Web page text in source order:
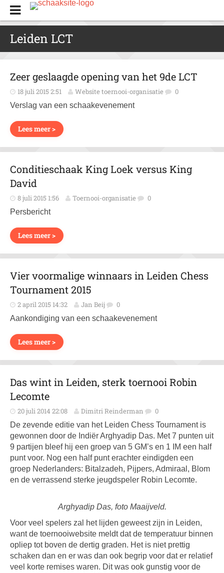
Leiden LCT
Zeer geslaagde opening van het 9de LCT
18 juli 2015 2:51 Website toernooi-organisatie 0
Verslag van een schaakevenement
Lees meer >
Conditieschaak King Loek versus King
David
8 juli 2015 1:56 Toernooi-organisatie 0
Persbericht
Lees meer >
Vier voormalige winnaars in Leiden Chess
Tournament 2015
2 april 2015 14:32 Jan Beij 0
Aankondiging van een schaakevenement
Lees meer >
Das wint in Leiden, sterk toernooi Robin
Lecomte
20 juli 2014 22:08 Dimitri Reinderman 0
De zevende editie van het Leiden Chess Tournament is
gewonnen door de Indiër Arghyadip Das. Met 7 punten uit
9 partijen bleef hij een groep van 5 GM’s en 1 IM een half
punt voor. Nog een half punt erachter eindigden een
groep Nederlanders: Bitalzadeh, Pijpers, Admiraal, Blom
en de verrassend sterke jeugdspeler Robin Lecomte.
Arghyadip Das, foto Maaijveld.
Voor veel spelers zal het lijden geweest zijn in Leiden,
want de toernooiwebsite meldt dat de temperatuur binnen
opliep tot boven de dertig graden. Het is niet prettig
schaken dan en er was dan ook begrip voor dat er relatief
veel korte remises waren. Dit was ook gunstig voor de